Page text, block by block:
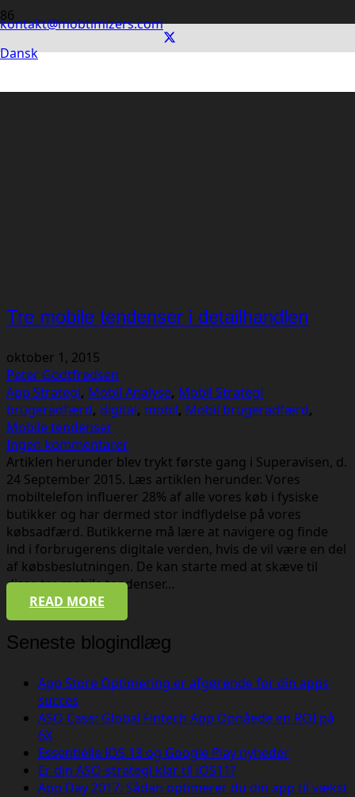
kontakt@mobtimizers.com
Dansk
Tre mobile tendenser i detailhandlen
oktober 1, 2015
Peter Godtfredsen
App Strategi, Mobil Analyse, Mobil Strategi
brugeradfærd, digital, mobil, Mobil brugeradfærd,
Mobile tendenser
Ingen kommentarer
Artiklen herunder blev trykt første gang i Superavisen, d.
24 September 2015. Læs artiklen herunder. Vores
mobiltelefon influerer 28% af alle vores køb i fysiske
butikker og har dermed stor indflydelse på vores
købsadfærd. Butikkerne må lære at navigere og finde
ind i forbrugerens digitale verden, hvis de vil være en del
af købsbeslutningen. De kan starte med at skæve til
disse tre mobile tendenser…
READ MORE
Seneste blogindlæg
App Store Optimering er afgørende for din apps
succes
ASO Case: Global Fintech App Opnåede en ROI på
6X
Essentielle iOS 13 og Google Play nyheder
Er din ASO-strategi klar til iOS11?
App Day 2017: Sådan optimerer du din app til vækst